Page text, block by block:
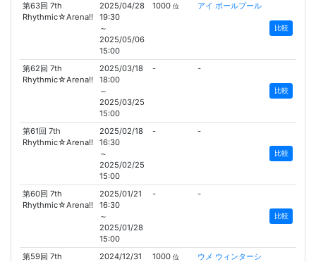
第63回 7th
Rhythmic☆Arena!!
2025/04/28
19:30
～
2025/05/06
15:00
1000位 アイ ボールプール
比較
第62回 7th
Rhythmic☆Arena!!
2025/03/18
18:00
～
2025/03/25
15:00
- -
比較
第61回 7th
Rhythmic☆Arena!!
2025/02/18
16:30
～
2025/02/25
15:00
- -
比較
第60回 7th
Rhythmic☆Arena!!
2025/01/21
16:30
～
2025/01/28
15:00
- -
比較
第59回 7th
2024/12/31
1000位
ウメ ウィンターシ